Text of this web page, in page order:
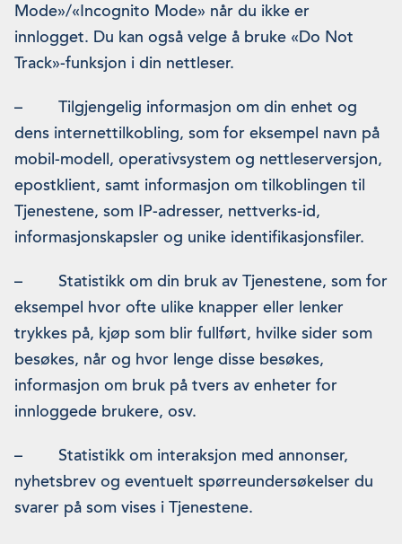
Mode»/«Incognito Mode» når du ikke er
innlogget. Du kan også velge å bruke «Do Not
Track»-funksjon i din nettleser.
– Tilgjengelig informasjon om din enhet og
dens internettilkobling, som for eksempel navn på
mobil-modell, operativsystem og nettleserversjon,
epostklient, samt informasjon om tilkoblingen til
Tjenestene, som IP-adresser, nettverks-id,
informasjonskapsler og unike identifikasjonsfiler.
– Statistikk om din bruk av Tjenestene, som for
eksempel hvor ofte ulike knapper eller lenker
trykkes på, kjøp som blir fullført, hvilke sider som
besøkes, når og hvor lenge disse besøkes,
informasjon om bruk på tvers av enheter for
innloggede brukere, osv.
– Statistikk om interaksjon med annonser,
nyhetsbrev og eventuelt spørreundersøkelser du
svarer på som vises i Tjenestene.